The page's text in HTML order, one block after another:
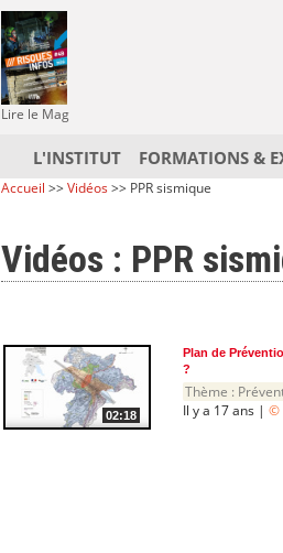
Lire le Mag
L'INSTITUT FORMATIONS &
Accueil >>Vidéos>> PPR sismique
Vidéos : PPR
02:18
Plan de
?
Thème :
Il y a 17 ans | ©